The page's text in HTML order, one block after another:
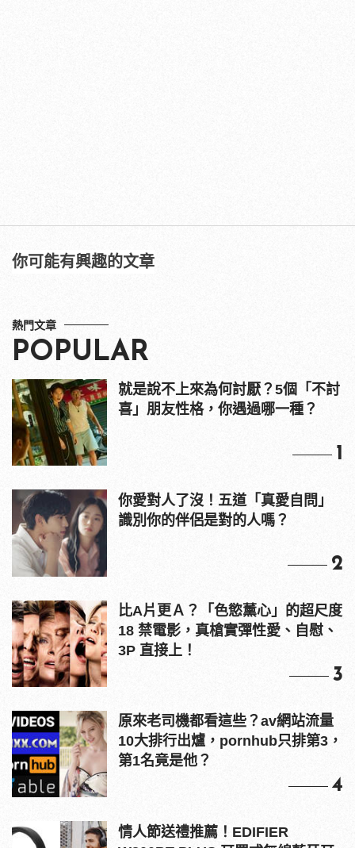
你可能有興趣的文章
熱門文章
POPULAR
就是說不上來為何討厭？5個「不討
喜」朋友性格，你遇過哪一種？
1
你愛對人了沒！五道「真愛自問」
識別你的伴侶是對的人嗎？
2
比A片更Ａ？「色慾薰心」的超尺度
18 禁電影，真槍實彈性愛、自慰、
3P 直接上！
3
原來老司機都看這些？av網站流量
10大排行出爐，pornhub只排第3，
第1名竟是他？
4
情人節送禮推薦！EDIFIER